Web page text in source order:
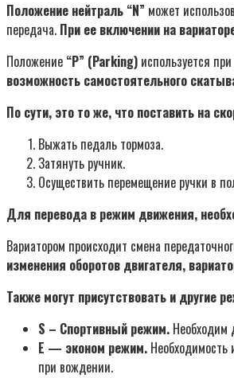
Положение нейтраль “N” может
передача. При ее включении на
Положение “P” (Parking) используется
возможность самостоятельного
По сути, это то же, что поставить на
Выжать педаль тормоза.
Затянуть ручник.
Осуществить перемещение ручки в
Для перевода в режим движения,
Вариатором происходит смена
изменения оборотов двигателя,
Также могут присутствовать и другие
S – Спортивный режим. Необходим
Е — эконом режим. Необходимость
при вождении.